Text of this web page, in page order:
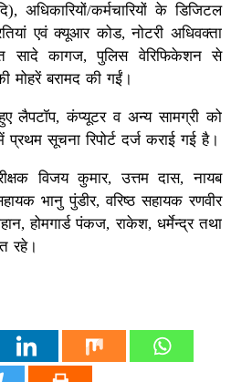
अधिकारियों/कर्मचारियों के डिजिटल
एवं क्यूआर कोड, नोटरी अधिवक्ता
सादे कागज, पुलिस वेरिफिकेशन से
मोहरें बरामद की गईं।
लैपटॉप, कंप्यूटर व अन्य सामग्री को
सूचना रिपोर्ट दर्ज कराई गई है।
विजय कुमार, उत्तम दास, नायब
भानु पुंडीर, वरिष्ठ सहायक रणवीर
होमगार्ड पंकज, राकेश, धर्मेन्द्र तथा
रहे।